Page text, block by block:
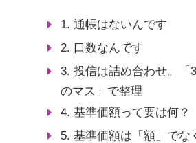
1. 通帳はないんです
2. 口数なんです
3. 投信は詰め合わせ。「
のマス」で整理
4. 基準価額って要は何？
5. 基準価額は「額」でな